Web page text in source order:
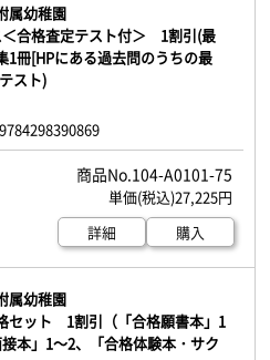
属幼稚園
＜合格査定テスト付＞ 1割引(最
1冊[HPにある過去問のうちの最
スト)
104-A0101-75
27,225円
詳細
購入
属幼稚園
セット 1割引（「合格願書本」1
本」1～2、「合格体験本・サク